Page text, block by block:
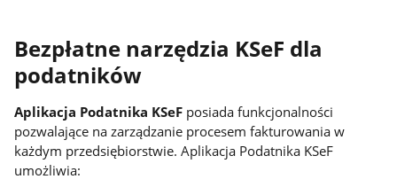
Bezpłatne narzędzia KSeF dla
podatników
Aplikacja Podatnika KSeF posiada funkcjonalności
pozwalające na zarządzanie procesem fakturowania w
każdym przedsiębiorstwie. Aplikacja Podatnika KSeF
umożliwia: